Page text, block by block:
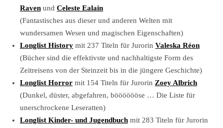
Raven und Celeste Ealain
(Fantastisches aus dieser und anderen Welten mit
wundersamen Wesen und magischen Eigenschaften)
Longlist History mit 237 Titeln für Jurorin Valeska Réon
(Bücher sind die effektivste und nachhaltigste Form des
Zeitreisens von der Steinzeit bis in die jüngere Geschichte)
Longlist Horror mit 154 Titeln für Jurorin Zoey Albrich
(Dunkel, düster, abgefahren, bööööööse … Die Liste für
unerschrockene Leseratten)
Longlist Kinder- und Jugendbuch mit 283 Titeln für Jurorin